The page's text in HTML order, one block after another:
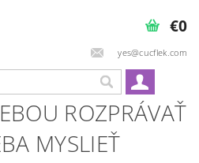
yes@cucflek.com
€0
ROZPRÁVAŤ
MYSLIEŤ